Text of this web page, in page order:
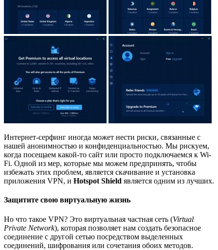
Интернет-серфинг иногда может нести риски, связанные с
нашей анонимностью и конфиденциальностью. Мы рискуем,
когда посещаем какой-то сайт или просто подключаемся к Wi-
Fi. Одной из мер, которые мы можем предпринять, чтобы
избежать этих проблем, является скачивание и установка
приложения VPN, и Hotspot Shield является одним из лучших.
Защитите свою виртуальную жизнь
Но что такое VPN? Это виртуальная частная сеть (Virtual
Private Network), которая позволяет нам создать безопасное
соединение с другой сетью посредством выделенных
соединений, шифрования или сочетания обоих методов.